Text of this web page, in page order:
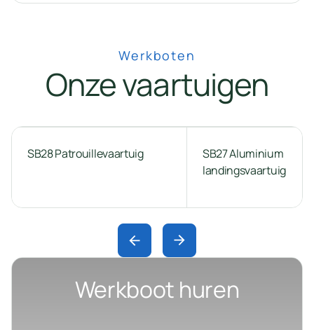
Werkboten
Onze vaartuigen
SB28 Patrouillevaartuig
SB27 Aluminium
landingsvaartuig
Werkboot huren